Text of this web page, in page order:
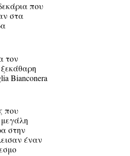
που
στα
τον
Bianconera
που
στην
έναν